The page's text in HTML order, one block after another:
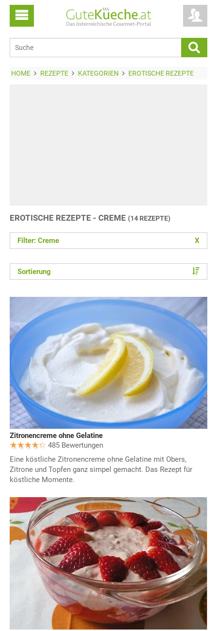
HOME REZEPTE KATEGORIEN EROTISCHE REZEPTE
EROTISCHE REZEPTE - CREME (14 REZEPTE)
Filter: Creme X
Sortierung
Zitronencreme ohne Gelatine
485 Bewertungen
Eine köstliche Zitronencreme ohne Gelatine mit Obers,
Zitrone und Topfen ganz simpel gemacht. Das Rezept für
köstliche Momente.